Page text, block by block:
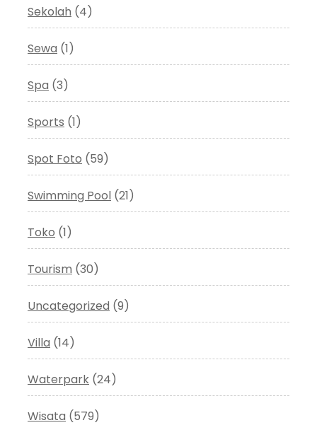
Sekolah (4)
Sewa (1)
Spa (3)
Sports (1)
Spot Foto (59)
Swimming Pool (21)
Toko (1)
Tourism (30)
Uncategorized (9)
Villa (14)
Waterpark (24)
Wisata (579)